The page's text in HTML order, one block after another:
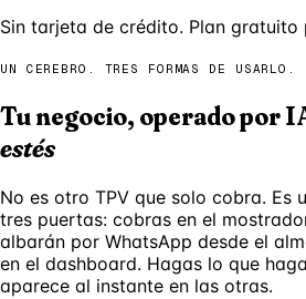
Sin tarjeta de crédito. Plan gratuito
UN CEREBRO. TRES FORMAS DE USARLO.
Tu negocio, operado por
estés
No es otro TPV que solo cobra. Es
tres puertas: cobras en el
albarán por WhatsApp desde el
en el dashboard. Hagas lo que
aparece al instante en las otras.